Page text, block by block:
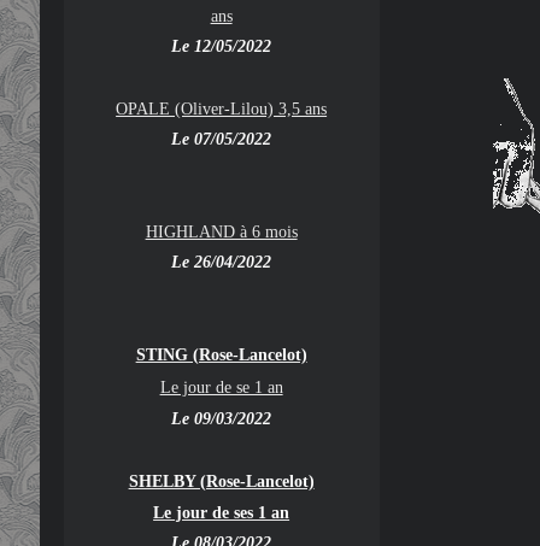
ans
Le 12/05/2022
OPALE (Oliver-Lilou) 3,5 ans
Le 07/05/2022
HIGHLAND à 6 mois
Le 26/04/2022
STING (Rose-Lancelot)
Le jour de se 1 an
Le 09/03/2022
SHELBY (Rose-Lancelot)
Le jour de ses 1 an